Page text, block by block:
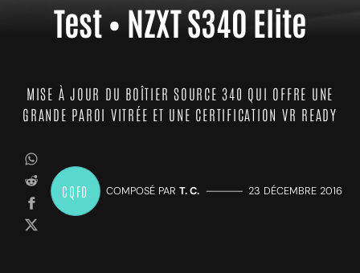
Test • NZXT S340 Elite
MISE À JOUR DU BOÎTIER SOURCE 340 QUI OFFRE UNE
GRANDE PAROI VITRÉE ET UNE CERTIFICATION VR READY
CQFD COMPOSÉ PAR T. C. ————— 23 DÉCEMBRE 2016